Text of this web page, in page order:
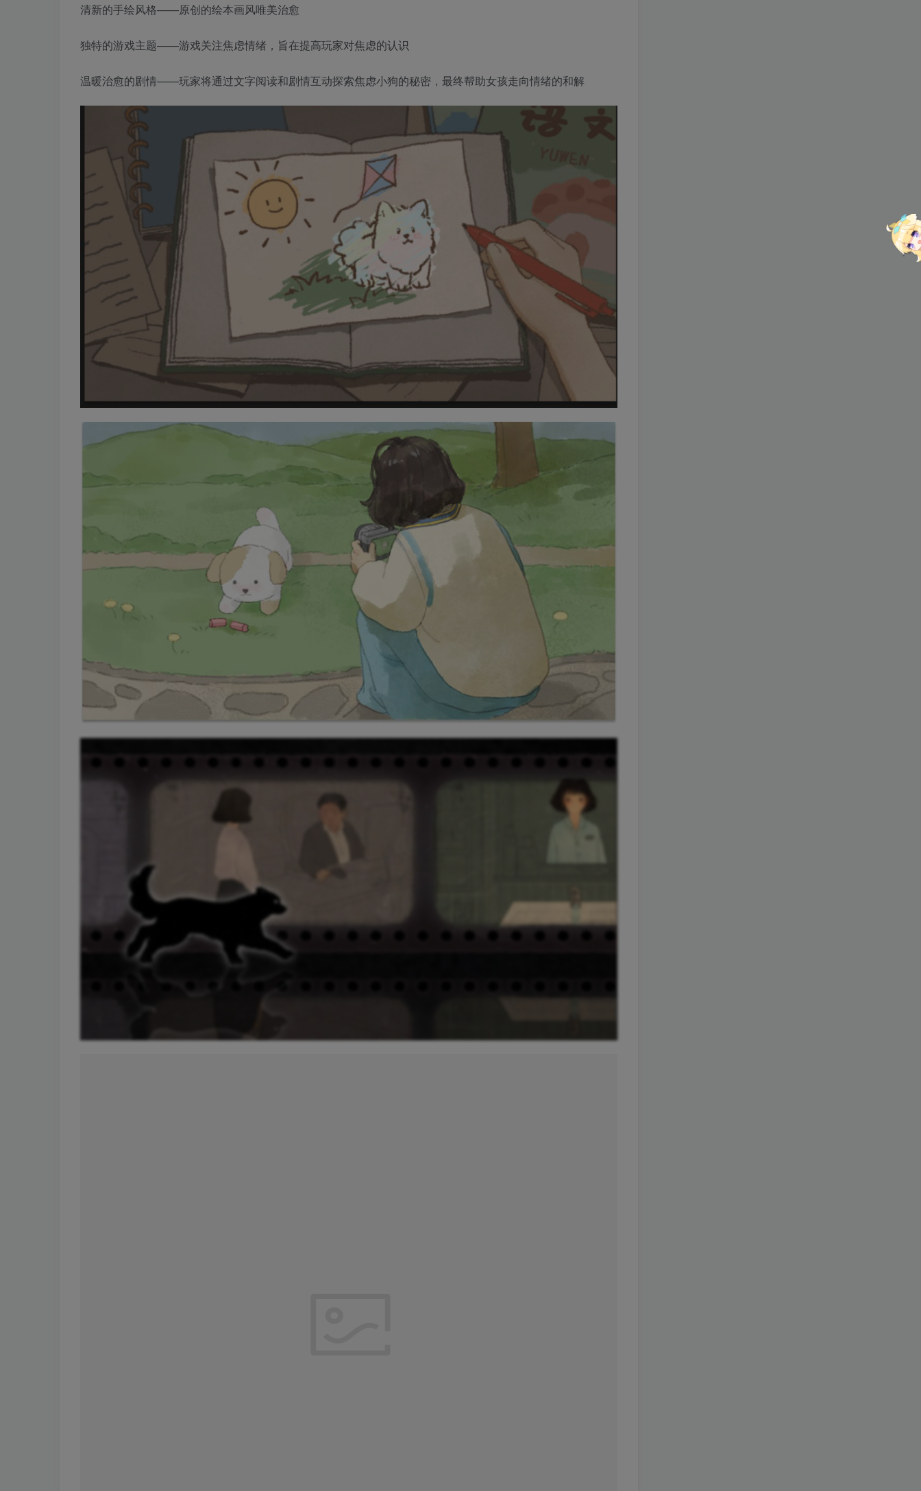
清新的手绘风格——原创的绘本画风唯美治愈
独特的游戏主题——游戏关注焦虑情绪，旨在提高玩家对焦虑的认识
温暖治愈的剧情——玩家将通过文字阅读和剧情互动探索焦虑小狗的秘密，最终帮助女孩走向情绪的和解